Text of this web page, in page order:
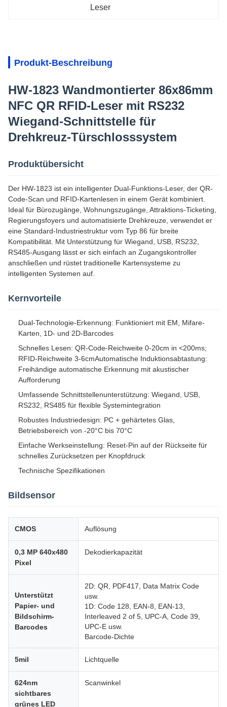
Leser
Produkt-Beschreibung
HW-1823 Wandmontierter 86x86mm
NFC QR RFID-Leser mit RS232
Wiegand-Schnittstelle für
Drehkreuz-Türschlosssystem
Produktübersicht
Der HW-1823 ist ein intelligenter Dual-Funktions-Leser, der QR-
Code-Scan und RFID-Kartenlesen in einem Gerät kombiniert.
Ideal für Bürozugänge, Wohnungszugänge, Attraktions-Ticketing,
Regierungsfoyers und automatisierte Drehkreuze, verwendet er
eine Standard-Industriestruktur vom Typ 86 für breite
Kompatibilität. Mit Unterstützung für Wiegand, USB, RS232,
RS485-Ausgang lässt er sich einfach an Zugangskontroller
anschließen und rüstet traditionelle Kartensysteme zu
intelligenten Systemen auf.
Kernvorteile
Dual-Technologie-Erkennung: Funktioniert mit EM, Mifare-
Karten, 1D- und 2D-Barcodes
Schnelles Lesen: QR-Code-Reichweite 0-20cm in <200ms;
RFID-Reichweite 3-6cmAutomatische Induktionsabtastung:
Freihändige automatische Erkennung mit akustischer
Aufforderung
Umfassende Schnittstellenunterstützung: Wiegand, USB,
RS232, RS485 für flexible Systemintegration
Robustes Industriedesign: PC + gehärtetes Glas,
Betriebsbereich von -20°C bis 70°C
Einfache Werkseinstellung: Reset-Pin auf der Rückseite für
schnelles Zurücksetzen per Knopfdruck
Technische Spezifikationen
Bildsensor
CMOS Auflösung
0,3 MP 640x480
Pixel
Dekodierkapazität
Unterstützt
Papier- und
Bildschirm-
Barcodes
2D: QR, PDF417, Data Matrix Code
usw.
1D: Code 128, EAN-8, EAN-13,
Interleaved 2 of 5, UPC-A, Code 39,
UPC-E usw.
Barcode-Dichte
5mil Lichtquelle
624nm
sichtbares
grünes LED
Scanwinkel